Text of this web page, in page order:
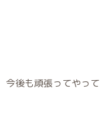
今後も頑張ってやって